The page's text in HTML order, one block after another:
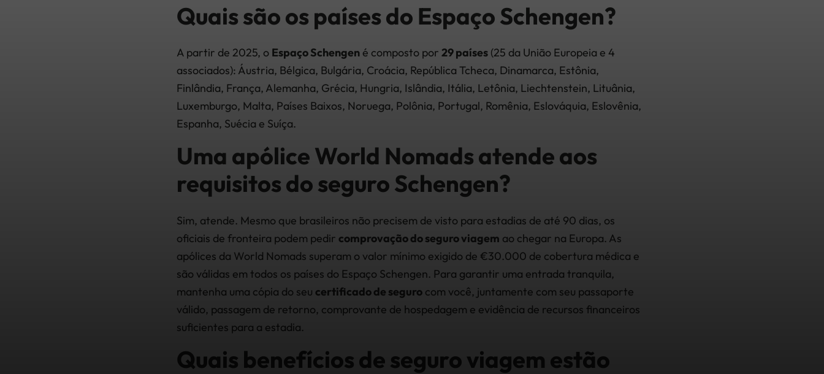
Quais são os países do Espaço Schengen?
A partir de 2025, o Espaço Schengen é composto por 29 países (25 da União Europeia e 4
associados): Áustria, Bélgica, Bulgária, Croácia, República Tcheca, Dinamarca, Estônia,
Finlândia, França, Alemanha, Grécia, Hungria, Islândia, Itália, Letônia, Liechtenstein, Lituânia,
Luxemburgo, Malta, Países Baixos, Noruega, Polônia, Portugal, Romênia, Eslováquia, Eslovênia,
Espanha, Suécia e Suíça.
Uma apólice World Nomads atende aos
requisitos do seguro Schengen?
Sim, atende. Mesmo que brasileiros não precisem de visto para estadias de até 90 dias, os
oficiais de fronteira podem pedir comprovação do seguro viagem ao chegar na Europa. As
apólices da World Nomads superam o valor mínimo exigido de €30.000 de cobertura médica e
são válidas em todos os países do Espaço Schengen. Para garantir uma entrada tranquila,
mantenha uma cópia do seu certificado de seguro com você, juntamente com seu passaporte
válido, passagem de retorno, comprovante de hospedagem e evidência de recursos financeiros
suficientes para a estadia.
Quais benefícios de seguro viagem estão